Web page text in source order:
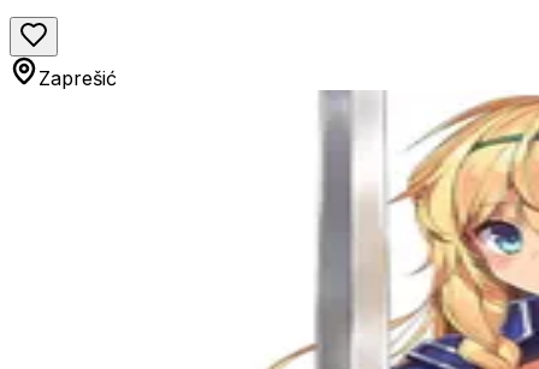
Zaprešić